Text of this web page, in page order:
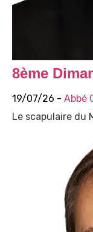
8ème
19/07/26 - Abbé
Le scapulaire du